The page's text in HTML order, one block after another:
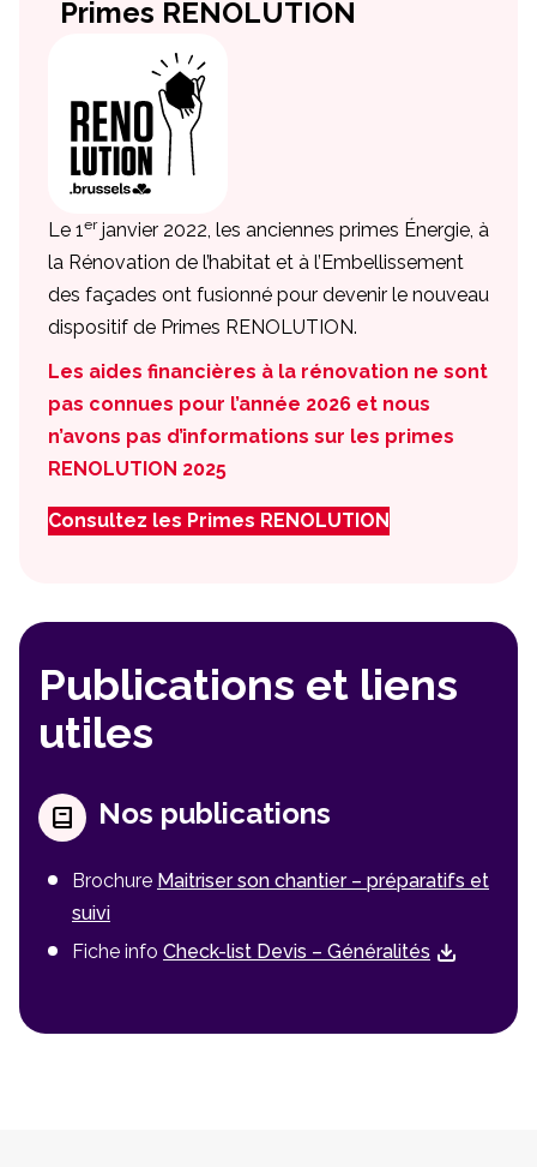
Primes RENOLUTION
Le 1erjanvier 2022, les anciennes primes Énergie, à
la Rénovation de l’habitat et à l’Embellissement
des façades ont fusionné pour devenir le nouveau
dispositif de Primes RENOLUTION.
Les aides financières à la rénovation ne sont
pas connues pour l’année 2026 et nous
n’avons pas d’informations sur les primes
RENOLUTION 2025
Consultez les Primes RENOLUTION
Publications et liens
utiles
Nos publications
Brochure Maitriser son chantier – préparatifs et
suivi
Fiche info Check-list Devis – Généralités